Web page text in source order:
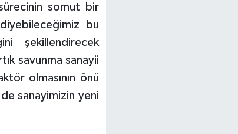
somut bir
diyebileceğimiz bu
şekillendirecek
savunma sanayii
olmasının önü
de sanayimizin yeni